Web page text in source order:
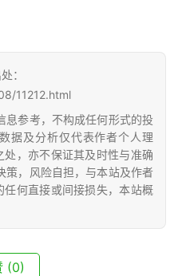
：
11212.html
息参考，不构成任何形式的投
据及分析仅代表作者个人理
，亦不保证其及时性与准确
策，风险自担，与本站及作者
何直接或间接损失，本站概
(0)